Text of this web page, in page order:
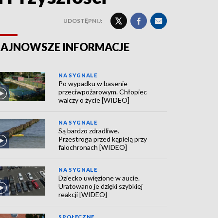
UDOSTĘPNIJ:
INFORMACJE
NA SYGNALE
Po wypadku w basenie
przeciwpożarowym. Chłopiec
walczy o życie [WIDEO]
NA SYGNALE
Są bardzo zdradliwe.
Przestroga przed kąpielą przy
falochronach [WIDEO]
NA SYGNALE
Dziecko uwięzione w aucie.
Uratowano je dzięki szybkiej
reakcji [WIDEO]